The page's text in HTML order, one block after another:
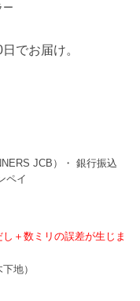
ー
でお届け。
JCB）・ 銀行振込
ペイ
し＋数ミリの誤差が生じま
地）